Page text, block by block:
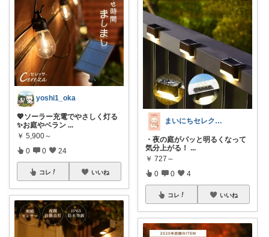
yoshi1_oka
💖ソーラー充電でやさしく灯る
✨お庭やベラン ...
￥ 5,900～
0 0 24
コレ いいね
まいにちセレクトdays
・夜の庭がパッと明るくなって
気分上がる！ ...
￥ 727～
0 0 4
コレ いいね